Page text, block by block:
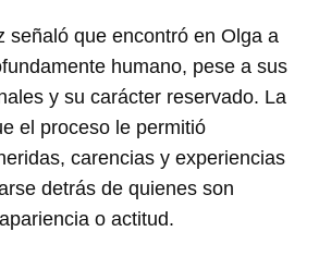
señaló que encontró en Olga a
humano, pese a sus
y su carácter reservado. La
el proceso le permitió
carencias y experiencias
detrás de quienes son
o actitud.